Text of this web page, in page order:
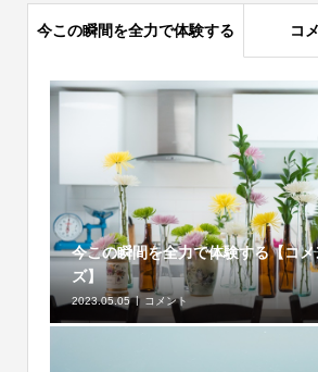
今この瞬間を全力で体験する コ
今この瞬間を全力で体験する【コ
ズ】
2023.05.05 コメント